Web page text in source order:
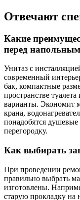
Отвечают
Какие
перед
Унитаз с
современный
бак, компактные
пространстве
варианты. Экономит
крана,
понадобятся
перегородку.
Как выбирать
При проведении
правильно выбрать
изготовлены.
старую прокладку на